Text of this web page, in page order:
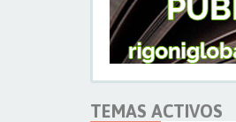
TEMAS ACTIVOS